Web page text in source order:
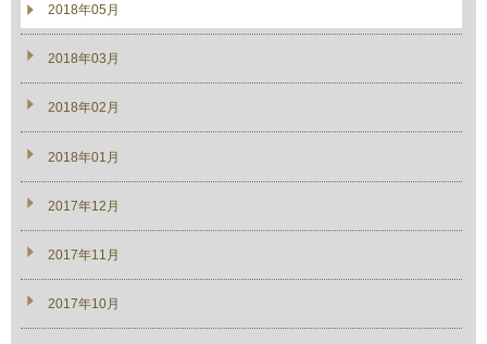
2018年05月
2018年03月
2018年02月
2018年01月
2017年12月
2017年11月
2017年10月